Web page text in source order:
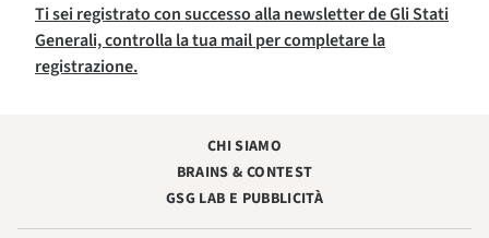
Ti sei registrato con successo alla newsletter de Gli Stati
Generali, controlla la tua mail per completare la
registrazione.
CHI SIAMO
BRAINS & CONTEST
GSG LAB E PUBBLICITÀ